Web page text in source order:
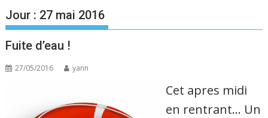
Jour : 27 mai 2016
Fuite d’eau !
27/05/2016 yann
Cet apres midi
en rentrant… Un